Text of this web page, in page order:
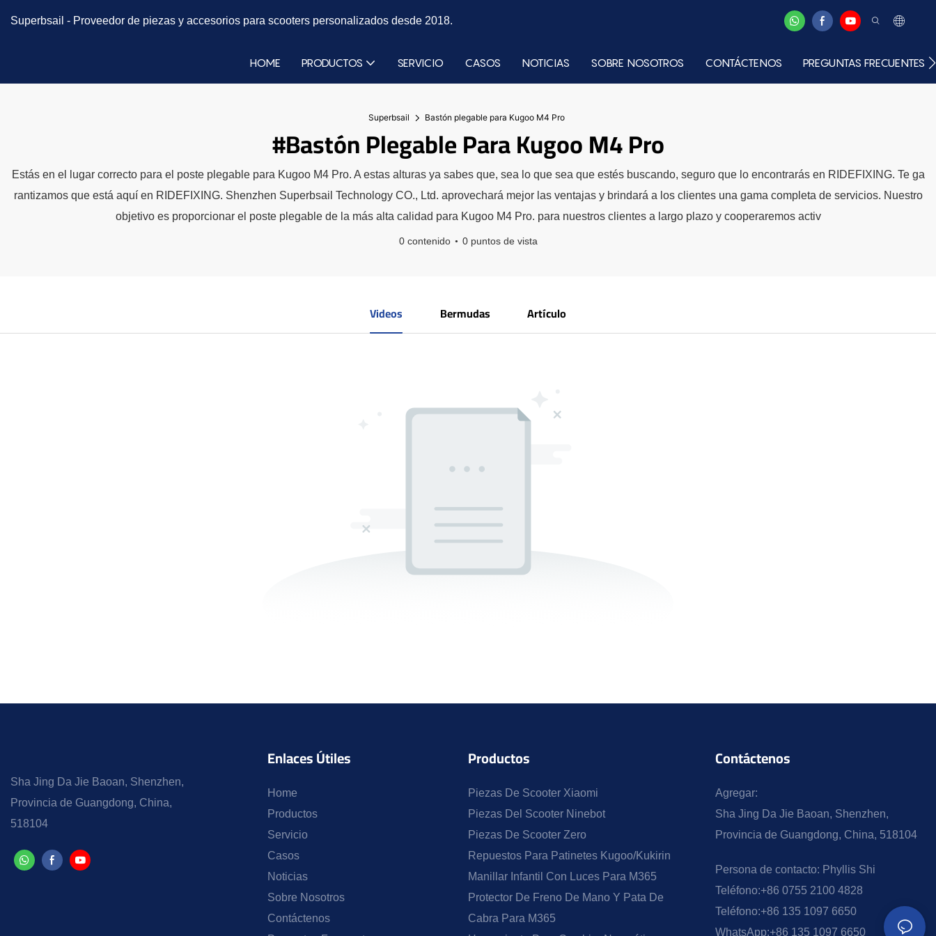
Superbsail - Proveedor de piezas y accesorios para scooters personalizados desde 2018.
HOME PRODUCTOS SERVICIO CASOS NOTICIAS SOBRE NOSOTROS CONTÁCTENOS PREGUNTAS FRECUENTES
Superbsail Bastón plegable para Kugoo M4 Pro
#Bastón Plegable Para Kugoo M4 Pro
Estás en el lugar correcto para el poste plegable para Kugoo M4 Pro. A estas alturas ya sabes que, sea lo que sea que estés buscando, seguro que lo encontrarás en RIDEFIXING. Te ga
rantizamos que está aquí en RIDEFIXING. Shenzhen Superbsail Technology CO., Ltd. aprovechará mejor las ventajas y brindará a los clientes una gama completa de servicios. Nuestro
objetivo es proporcionar el poste plegable de la más alta calidad para Kugoo M4 Pro. para nuestros clientes a largo plazo y cooperaremos activ
0 contenido 0 puntos de vista
Videos Bermudas Artículo
Sha Jing Da Jie Baoan, Shenzhen,
Provincia de Guangdong, China,
518104
Enlaces Útiles
Home
Productos
Servicio
Casos
Noticias
Sobre Nosotros
Contáctenos
Productos
Piezas De Scooter Xiaomi
Piezas Del Scooter Ninebot
Piezas De Scooter Zero
Repuestos Para Patinetes Kugoo/Kukirin
Manillar Infantil Con Luces Para M365
Protector De Freno De Mano Y Pata De
Cabra Para M365
Contáctenos
Agregar:
Sha Jing Da Jie Baoan, Shenzhen,
Provincia de Guangdong, China, 518104
Persona de contacto: Phyllis Shi
Teléfono:+86 0755 2100 4828
Teléfono:+86 135 1097 6650
WhatsApp:+86 135 1097 6650